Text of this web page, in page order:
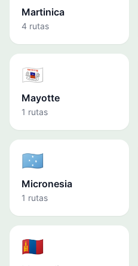
Martinica
4 rutas
🇾🇹
Mayotte
1 rutas
🇫🇲
Micronesia
1 rutas
🇲🇳